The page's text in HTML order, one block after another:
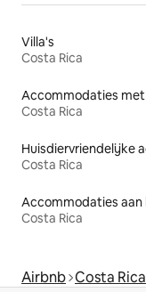
Villa's
Costa Rica
Costa Rica
Costa Rica
Costa Rica
Airbnb Costa Rica